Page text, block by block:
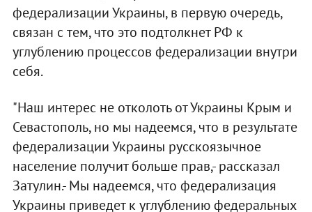
федерализации Украины, в первую очередь,
связан с тем, что это подтолкнет РФ к
углублению процессов федерализации внутри
себя.
"Наш интерес не отколоть от Украины Крым и
Севастополь, но мы надеемся, что в результате
федерализации Украины русскоязычное
население получит больше прав,- рассказал
Затулин.- Мы надеемся, что федерализация
Украины приведет к углублению федеральных